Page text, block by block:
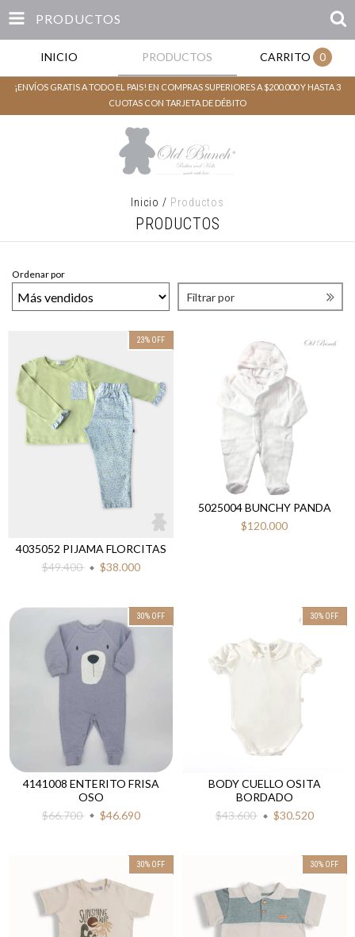
PRODUCTOS
INICIO PRODUCTOS CARRITO 0
¡ENVÍOS GRATIS A TODO EL PAIS! EN COMPRAS SUPERIORES A $200.000 Y HASTA 3
CUOTAS CON TARJETA DE DÉBITO
Inicio / Productos
PRODUCTOS
Ordenar por
Filtrar por
23% OFF
4035052 PIJAMA FLORCITAS
$49.400
$38.000
5025004 BUNCHY PANDA
$120.000
30% OFF
4141008 ENTERITO FRISA
OSO
$66.700
$46.690
30% OFF
BODY CUELLO OSITA
BORDADO
$43.600
$30.520
30% OFF 30% OFF